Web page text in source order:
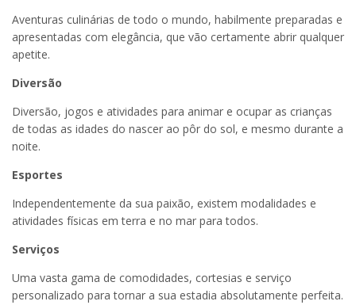
Aventuras culinárias de todo o mundo, habilmente preparadas e
apresentadas com elegância, que vão certamente abrir qualquer
apetite.
Diversão
Diversão, jogos e atividades para animar e ocupar as crianças
de todas as idades do nascer ao pôr do sol, e mesmo durante a
noite.
Esportes
Independentemente da sua paixão, existem modalidades e
atividades físicas em terra e no mar para todos.
Serviços
Uma vasta gama de comodidades, cortesias e serviço
personalizado para tornar a sua estadia absolutamente perfeita.